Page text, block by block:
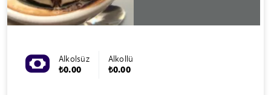
Alkolsüz
₺0.00
Alkollü
₺0.00